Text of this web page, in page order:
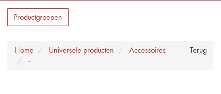
Productgroepen
Terug
Home Universele producten
Accessoires
-